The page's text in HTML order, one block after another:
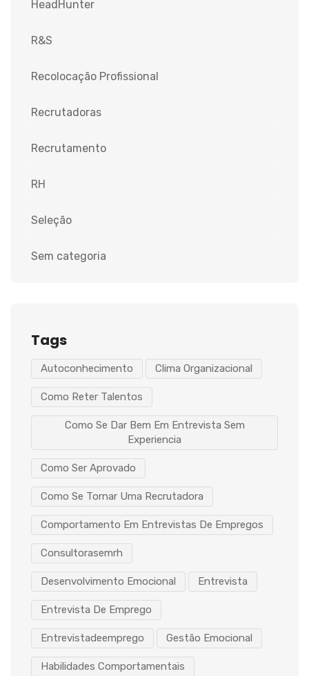
HeadHunter
R&S
Recolocação Profissional
Recrutadoras
Recrutamento
RH
Seleção
Sem categoria
Tags
Autoconhecimento Clima Organizacional
Como Reter Talentos
Como Se Dar Bem Em Entrevista Sem
Experiencia
Como Ser Aprovado
Como Se Tornar Uma Recrutadora
Comportamento Em Entrevistas De Empregos
Consultorasemrh
Desenvolvimento Emocional Entrevista
Entrevista De Emprego
Entrevistadeemprego Gestão Emocional
Habilidades Comportamentais